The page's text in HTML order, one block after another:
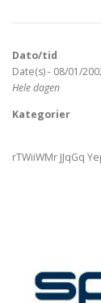
OM GRANLI
Dato/tid
Date(s) - 08/01/
Hele dagen
Kategorier
rTWiiWMr JJqGq